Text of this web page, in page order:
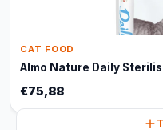
CAT FOOD
Almo Nature Daily
€75,88